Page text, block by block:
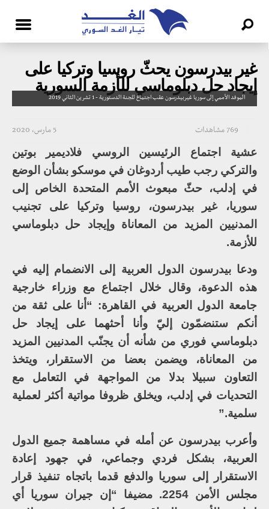
غير بيدرسون يحثّ روسيا وتركيا على
إيجاد حل دبلوماسي للأزمة السورية
الموفد الأممي إلى سوريا غيربيدرسون عقب اجتماع للجنة الدستورية - 1 تشرين الثاني 2019
5 مارس، 2020 769 مشاهدات
عشية اجتماع الرئيسين الروسي فلاديمير بوتين
والتركي رجب طيب أردوغان في موسكو بشأن الوضع
في إدلب، حثّ مبعوث الأمم المتحدة الخاص إلى
سوريا، غير بيدرسون، روسيا وتركيا على تجنيب
المدنيين المزيد من المعاناة وإيجاد حل دبلوماسي
للأزمة.
ودعا بيدرسون الدول العربية إلى الانضمام إليه في
هذه الدعوة، وقال خلال اجتماع مع وزراء خارجية
جامعة الدول العربية في القاهرة: “أنا على ثقة من
أنكم ستنضمّون إليّ وأنا أحثهما على إيجاد حل
دبلوماسي فوري من شأنه أن يجنّب المدنيين المزيد
من المعاناة، ويضمن بعضا من الاستقرار، ويتخذ
التعاون سبيلا بدلا من المواجهة في التعامل مع
التحديات في إدلب، ويخلق ظروفا مواتية أكثر لعملية
سلمية.”
وأعرب بيدرسون عن أمله في مساهمة جميع الدول
العربية، بشكل فردي وجماعي، في جهود إعادة
الاستقرار إلى سوريا والدفع قدما باتجاه تنفيذ قرار
مجلس الأمن 2254. مضيفا “إن جيران سوريا أي